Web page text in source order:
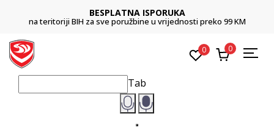
BESPLATNA ISPORUKA
na teritoriji BIH za sve poružbine u vrijednosti preko 99 KM
0 0
Tab